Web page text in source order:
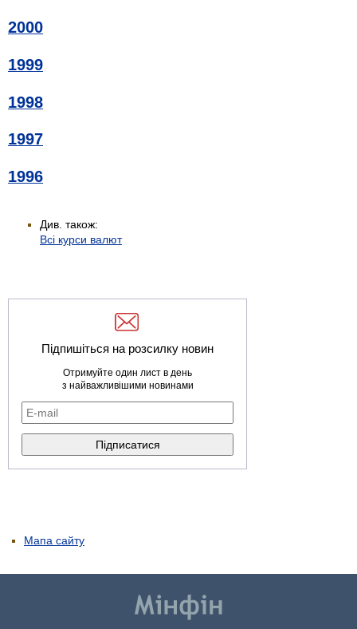
2000
1999
1998
1997
1996
Див. також:
Всі курси валют
Підпишіться на розсилку новин
Отримуйте один лист в день
з найважливішими новинами
Мапа сайту